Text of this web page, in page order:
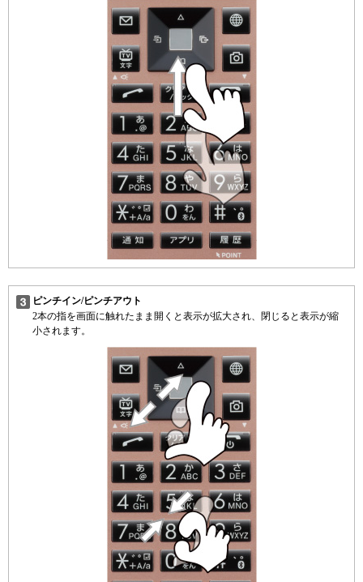
ピンチイン/ピンチアウト
2本の指を画面に触れたまま開くと表示が拡大され、閉じると表示が縮
小されます。